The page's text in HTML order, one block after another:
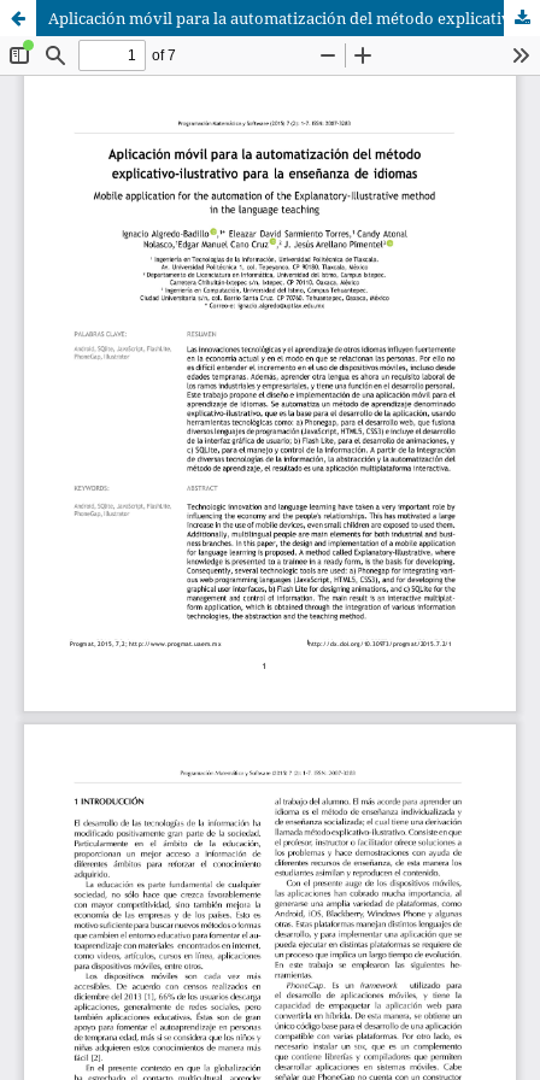
Aplicación móvil para la automatización del método explicativo-ilustrativo para la enseñanza de idiomas